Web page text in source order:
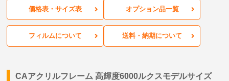
価格表・サイズ表 オプション品一覧
フィルムについて 送料・納期について
CAアクリルフレーム 高輝度6000ルクスモデルサイズ